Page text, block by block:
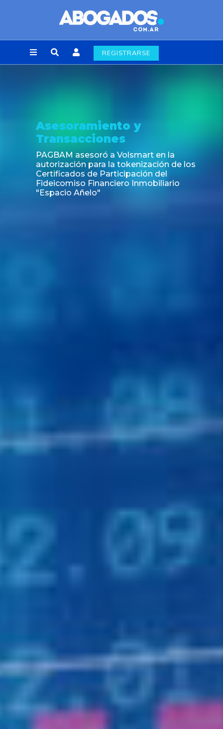
REGISTRARSE
Asesoramiento y
Transacciones
PAGBAM asesoró a Volsmart en la
autorización para la tokenización de los
Certificados de Participación del
Fideicomiso Financiero Inmobiliario
"Espacio Añelo"